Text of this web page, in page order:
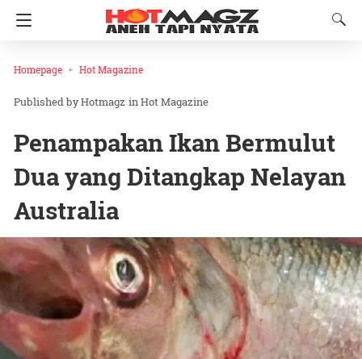
Homepage Hot Magazine
Hotmagz inHot Magazine
Penampakan Ikan Bermulut
Dua yang Ditangkap Nelayan
Australia